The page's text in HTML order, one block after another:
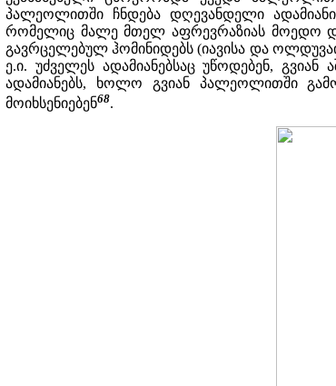
პალეოლითში ჩნდება დღევანდელი
რომელიც მალე მთელ აფრევრაზიას მოედო
გავრცელებულ ჰომინიდებს (იავისა და
ე.ი. უძველეს ადამიანებსაც უწოდებენ,
ადამიანებს, ხოლო გვიან პალეოლითში
მოიხსენიებენ68.